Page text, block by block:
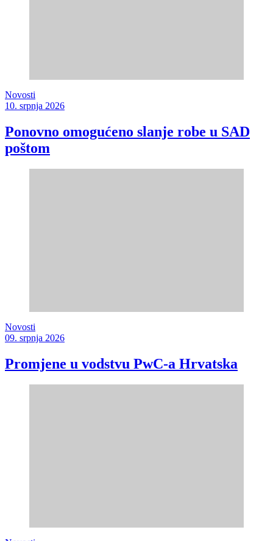
Novosti
10. srpnja 2026
Ponovno omogućeno slanje robe u SAD
poštom
Novosti
09. srpnja 2026
Promjene u vodstvu PwC-a Hrvatska